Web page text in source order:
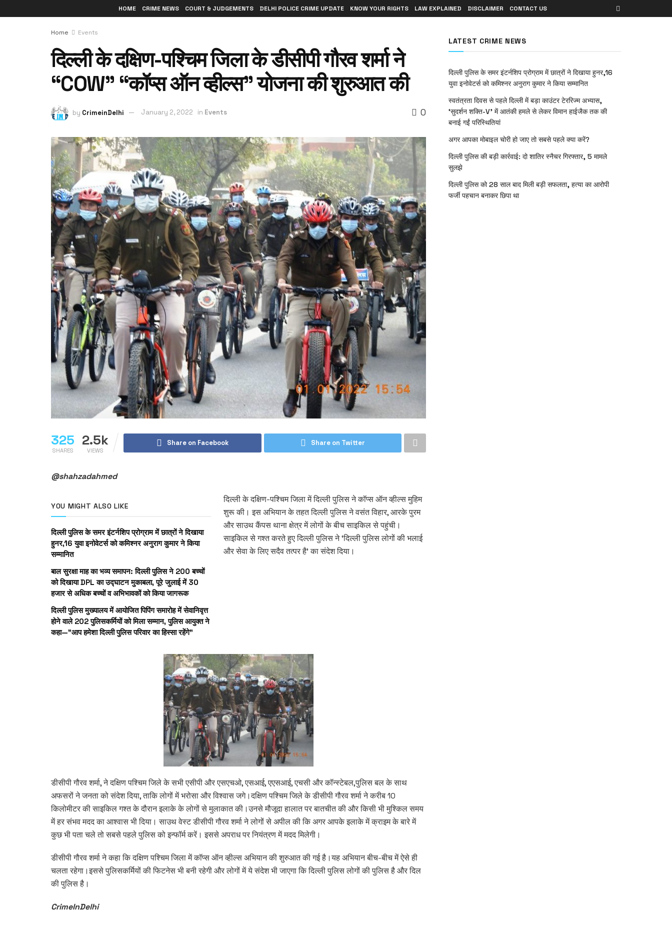
HOME CRIME NEWS COURT & JUDGEMENTS DELHI POLICE CRIME UPDATE KNOW YOUR RIGHTS LAW EXPLAINED DISCLAIMER CONTACT US
Home Events
दिल्ली के दक्षिण-पश्चिम जिला के डीसीपी गौरव शर्मा ने
“COW” “कॉप्स ऑन व्हील्स” योजना की शुरुआत की
by CrimeinDelhi January 2, 2022 in Events 0
325
SHARES
2.5k
VIEWS
Share on Facebook Share on Twitter
@shahzadahmed
YOU MIGHT ALSO LIKE
दिल्ली पुलिस के समर इंटर्नशिप प्रोग्राम में छात्रों ने दिखाया
हुनर,16 युवा इनोवेटर्स को कमिश्नर अनुराग कुमार ने किया
सम्मानित
बाल सुरक्षा माह का भव्य समापन: दिल्ली पुलिस ने 200 बच्चों
को दिखाया DPL का उद्घाटन मुकाबला, पूरे जुलाई में 30
हजार से अधिक बच्चों व अभिभावकों को किया जागरूक
दिल्ली पुलिस मुख्यालय में आयोजित पिपिंग समारोह में सेवानिवृत्त
होने वाले 202 पुलिसकर्मियों को मिला सम्मान, पुलिस आयुक्त ने
कहा—”आप हमेशा दिल्ली पुलिस परिवार का हिस्सा रहेंगे”
दिल्ली के दक्षिण-पश्चिम जिला में दिल्ली पुलिस ने कॉप्स ऑन व्हील्स मुहिम
शुरू की। इस अभियान के तहत दिल्ली पुलिस ने वसंत विहार, आरके पुरम
और साउथ कैंपस थाना क्षेत्र में लोगों के बीच साइकिल से पहुंची।
साइकिल से गश्त करते हुए दिल्ली पुलिस ने ‘दिल्ली पुलिस लोगों की भलाई
और सेवा के लिए सदैव तत्पर है’ का संदेश दिया।
डीसीपी गौरव शर्मा, ने दक्षिण पश्चिम जिले के सभी एसीपी और एसएचओ, एसआई, एएसआई, एचसी और कॉन्स्टेबल,पुलिस बल के साथ
अफसरों ने जनता को संदेश दिया, ताकि लोगों में भरोसा और विश्वास जगे।दक्षिण पश्चिम जिले के डीसीपी गौरव शर्मा ने करीब 10
किलोमीटर की साइकिल गश्त के दौरान इलाके के लोगों से मुलाकात की।उनसे मौजूदा हालात पर बातचीत की और किसी भी मुश्किल समय
में हर संभव मदद का आश्वास भी दिया। साउथ वेस्ट डीसीपी गौरव शर्मा ने लोगों से अपील की कि अगर आपके इलाके में क्राइम के बारे में
कुछ भी पता चले तो सबसे पहले पुलिस को इन्फॉर्म करें। इससे अपराध पर नियंत्रण में मदद मिलेगी।
डीसीपी गौरव शर्मा ने कहा कि दक्षिण पश्चिम जिला में कॉप्स ऑन व्हील्स अभियान की शुरुआत की गई है।यह अभियान बीच-बीच में ऐसे ही
चलता रहेगा।इससे पुलिसकर्मियों की फिटनेस भी बनी रहेगी और लोगों में ये संदेश भी जाएगा कि दिल्ली पुलिस लोगों की पुलिस है और दिल
की पुलिस है।
CrimeInDelhi
LATEST CRIME NEWS
दिल्ली पुलिस के समर इंटर्नशिप प्रोग्राम में छात्रों ने दिखाया हुनर,16
युवा इनोवेटर्स को कमिश्नर अनुराग कुमार ने किया सम्मानित
स्वतंत्रता दिवस से पहले दिल्ली में बड़ा काउंटर टेररिज्म अभ्यास,
‘सुदर्शन शक्ति-V’ में आतंकी हमले से लेकर विमान हाईजैक तक की
बनाई गईं परिस्थितियां
अगर आपका मोबाइल चोरी हो जाए तो सबसे पहले क्या करें?
दिल्ली पुलिस की बड़ी कार्रवाई: दो शातिर स्नैचर गिरफ्तार, 5 मामले
सुलझे
दिल्ली पुलिस को 28 साल बाद मिली बड़ी सफलता, हत्या का आरोपी
फर्जी पहचान बनाकर छिपा था